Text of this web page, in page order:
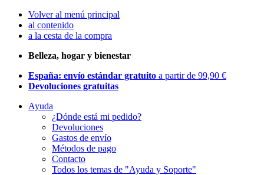
Volver al menú principal
al contenido
a la cesta de la compra
Belleza, hogar y bienestar
España: envío estándar gratuito a partir de 99,90 €
Devoluciones gratuitas
Ayuda
¿Dónde está mi pedido?
Devoluciones
Gastos de envío
Métodos de pago
Contacto
Todos los temas de "Ayuda y Soporte"